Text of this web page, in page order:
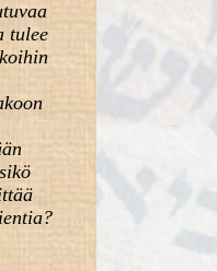
tulee